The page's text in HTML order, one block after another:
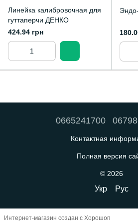
Линейка калибровочная для
гуттаперчи ДЕНКО
424.94 грн
0665241700
Контактная
Полная версия
© 2026
Укр Рус
Интернет-магазин создан с Хорошоп